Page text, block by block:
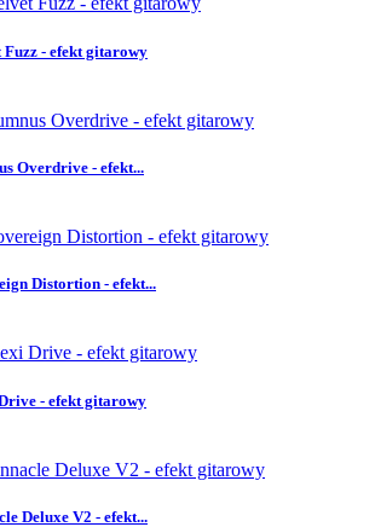
- efekt gitarowy
Overdrive - efekt...
Distortion - efekt...
- efekt gitarowy
Deluxe V2 - efekt...